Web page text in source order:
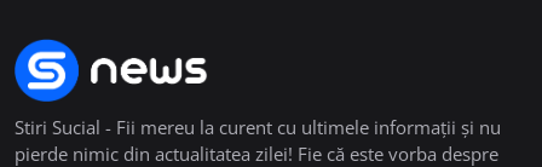
Stiri Sucial - Fii mereu la curent cu ultimele informații și nu
pierde nimic din actualitatea zilei! Fie că este vorba despre